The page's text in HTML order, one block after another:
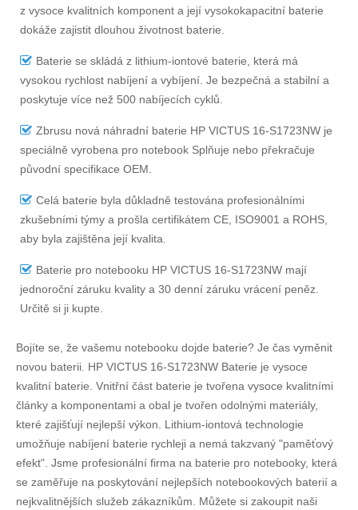
z vysoce kvalitních komponent a její vysokokapacitní baterie
dokáže zajistit dlouhou životnost baterie.
Baterie se skládá z lithium-iontové baterie, která má
vysokou rychlost nabíjení a vybíjení. Je bezpečná a stabilní a
poskytuje více než 500 nabíjecích cyklů.
Zbrusu nová náhradní baterie HP VICTUS 16-S1723NW je
speciálně vyrobena pro notebook Splňuje nebo překračuje
původní specifikace OEM.
Celá baterie byla důkladně testována profesionálními
zkušebními týmy a prošla certifikátem CE, ISO9001 a ROHS,
aby byla zajištěna její kvalita.
Baterie pro notebooku HP VICTUS 16-S1723NW mají
jednoroční záruku kvality a 30 denní záruku vrácení peněz.
Určitě si ji kupte.
Bojíte se, že vašemu notebooku dojde baterie? Je čas vyměnit
novou baterii. HP VICTUS 16-S1723NW Baterie je vysoce
kvalitní baterie. Vnitřní část baterie je tvořena vysoce kvalitními
články a komponentami a obal je tvořen odolnými materiály,
které zajišťují nejlepší výkon. Lithium-iontová technologie
umožňuje nabíjení baterie rychleji a nemá takzvaný "paměťový
efekt". Jsme profesionální firma na baterie pro notebooky, která
se zaměřuje na poskytování nejlepších notebookových baterií a
nejkvalitnějších služeb zákazníkům. Můžete si zakoupit naši